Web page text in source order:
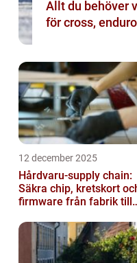
Allt du behöver
för cross,
12 december 2025
Hårdvaru-supply chain:
Säkra chip, kretskort
firmware från fabrik till